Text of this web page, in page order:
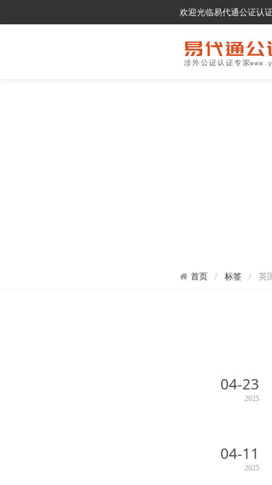
欢迎光临易代通公证认
首页 标签 英
04-23
2025
04-11
2025